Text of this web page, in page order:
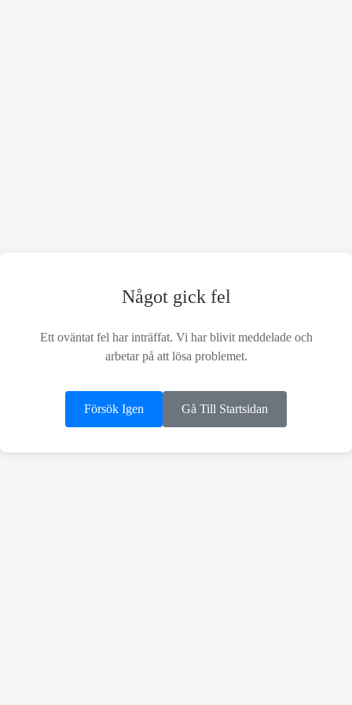
Något gick fel
Ett oväntat fel har inträffat. Vi har blivit meddelade och
arbetar på att lösa problemet.
Försök Igen Gå Till Startsidan